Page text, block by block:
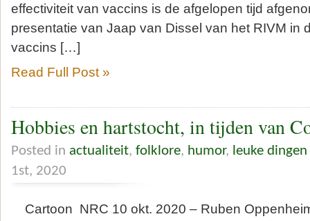
effectiviteit van vaccins is de afgelopen tijd
presentatie van Jaap van Dissel van het RIVM in
vaccins […]
Read Full Post »
Hobbies en hartstocht, in tijden van
Posted in actualiteit, folklore, humor, leuke
1st, 2020
Cartoon NRC 10 okt. 2020 – Ruben